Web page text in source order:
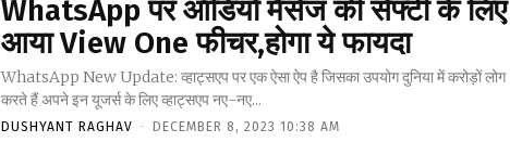
WhatsApp पर ऑडियो मैसेज की सेफ्टी के लिए
आया View One फीचर,होगा ये फायदा
WhatsApp New Update: व्हाट्सएप पर एक ऐसा ऐप है जिसका उपयोग दुनिया में करोड़ों लोग
करते हैं अपने इन यूजर्स के लिए व्हाट्सएप नए-नए...
DUSHYANT RAGHAV - DECEMBER 8, 2023 10:38 AM